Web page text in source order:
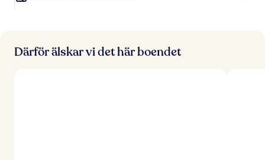
Därför älskar vi det här boendet